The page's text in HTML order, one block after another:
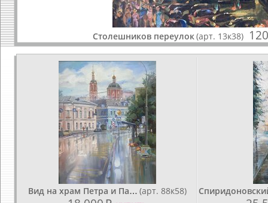
Столешников переулок(арт. 13к38)
Вид на храм Петра и Па… (арт. 88к58)